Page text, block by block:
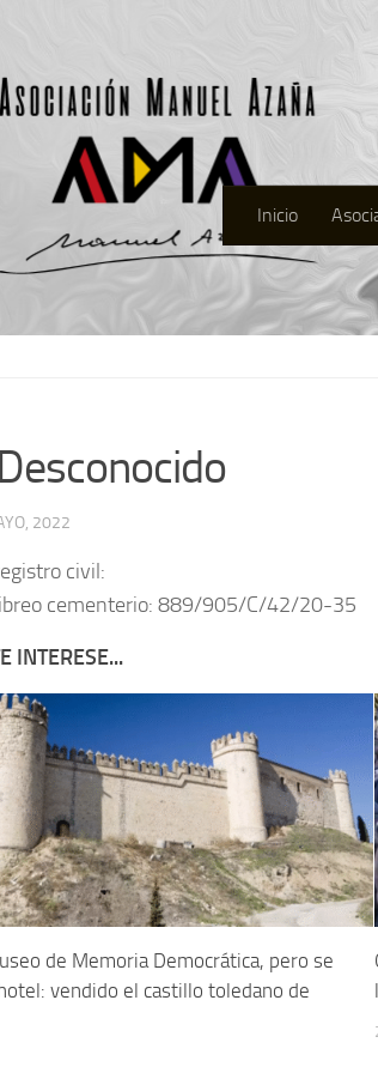
Inicio
2022
civil:
cementerio: 889/905/C/42/20-35
INTERESE...
de Memoria Democrática, pero se
vendido el castillo toledano de